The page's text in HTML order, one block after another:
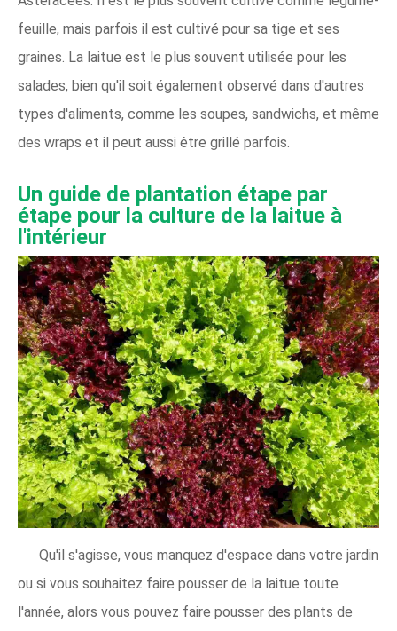
feuille, mais parfois il est cultivé pour sa tige et ses
graines. La laitue est le plus souvent utilisée pour les
salades, bien qu'il soit également observé dans d'autres
types d'aliments, comme les soupes, sandwichs, et même
des wraps et il peut aussi être grillé parfois.
Un guide de plantation étape par
étape pour la culture de la laitue à
l'intérieur
Qu'il s'agisse, vous manquez d'espace dans votre jardin
ou si vous souhaitez faire pousser de la laitue toute
l'année, alors vous pouvez faire pousser des plants de